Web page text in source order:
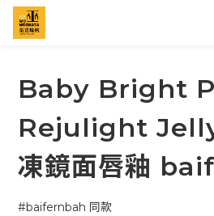
Baby Bright
Rejulight
凍鏡面唇釉
#baifernbah 同款